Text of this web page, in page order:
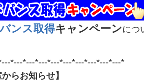
ンス取得キャンペーンにつ
*---*---*---*---*---*---*---*---*---*
らお知らせ】